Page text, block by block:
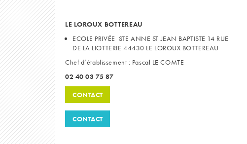
LE LOROUX BOTTEREAU
ECOLE PRIVÉE STE ANNE ST JEAN BAPTISTE 14 RUE
DE LA LIOTTERIE 44430 LE LOROUX BOTTEREAU
Chef d’établissement : Pascal LE COMTE
02 40 03 75 87
CONTACT
CONTACT